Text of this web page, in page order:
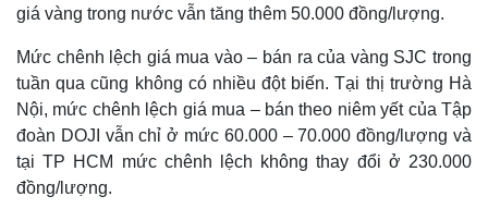
giá vàng trong nước vẫn tăng thêm 50.000 đồng/lượng.
Mức chênh lệch giá mua vào – bán ra của vàng SJC trong
tuần qua cũng không có nhiều đột biến. Tại thị trường Hà
Nội, mức chênh lệch giá mua – bán theo niêm yết của Tập
đoàn DOJI vẫn chỉ ở mức 60.000 – 70.000 đồng/lượng và
tại TP HCM mức chênh lệch không thay đổi ở 230.000
đồng/lượng.